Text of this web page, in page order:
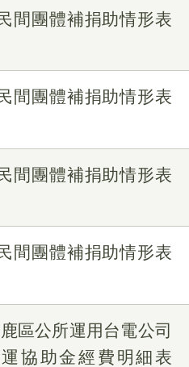
間團體補捐助情形表
間團體補捐助情形表
間團體補捐助情形表
間團體補捐助情形表
區公所運用台電公司
協助金經費明細表